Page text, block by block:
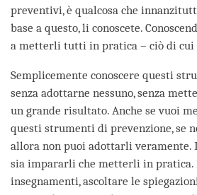
preventivi, è qualcosa che
base a questo, li conoscete.
a metterli tutti in pratica – ciò di cui
Semplicemente conoscere questi
senza adottarne nessuno, senza
un grande risultato. Anche se vuoi
questi strumenti di prevenzione, se
allora non puoi adottarli veramente.
sia impararli che metterli in pratica.
insegnamenti, ascoltare le